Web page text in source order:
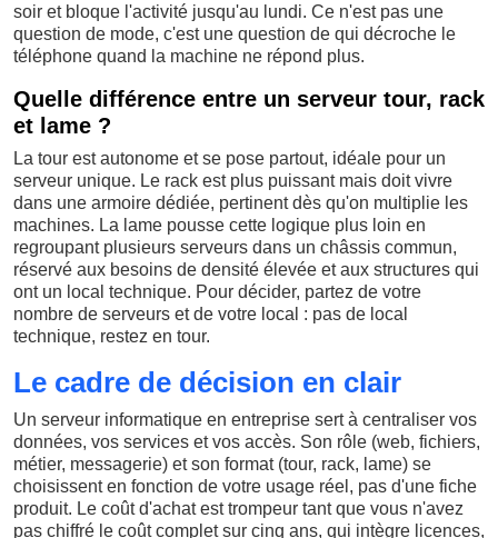
soir et bloque l'activité jusqu'au lundi. Ce n'est pas une
question de mode, c'est une question de qui décroche le
téléphone quand la machine ne répond plus.
Quelle différence entre un serveur tour, rack
et lame ?
La tour est autonome et se pose partout, idéale pour un
serveur unique. Le rack est plus puissant mais doit vivre
dans une armoire dédiée, pertinent dès qu'on multiplie les
machines. La lame pousse cette logique plus loin en
regroupant plusieurs serveurs dans un châssis commun,
réservé aux besoins de densité élevée et aux structures qui
ont un local technique. Pour décider, partez de votre
nombre de serveurs et de votre local : pas de local
technique, restez en tour.
Le cadre de décision en clair
Un serveur informatique en entreprise sert à centraliser vos
données, vos services et vos accès. Son rôle (web, fichiers,
métier, messagerie) et son format (tour, rack, lame) se
choisissent en fonction de votre usage réel, pas d'une fiche
produit. Le coût d'achat est trompeur tant que vous n'avez
pas chiffré le coût complet sur cinq ans, qui intègre licences,